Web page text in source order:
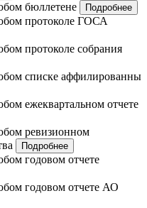
бюллетене Подробнее
протоколе ГОСА
протоколе собрания
списке аффилированны
ежеквартальном отчете
ревизионном
Подробнее
годовом отчете
годовом отчете АО